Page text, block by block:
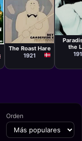
Cortometraje
Lau Lauritzen
Sr.
The Roast Hare
1921
the
Orden